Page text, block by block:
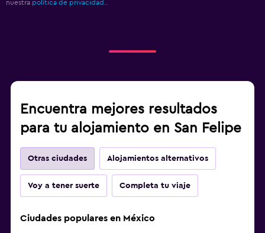
nuestra política de privacidad.
Encuentra mejores resultados
para tu alojamiento en San Felipe
Otras ciudades Alojamientos alternativos
Voy a tener suerte Completa tu viaje
Ciudades populares en México